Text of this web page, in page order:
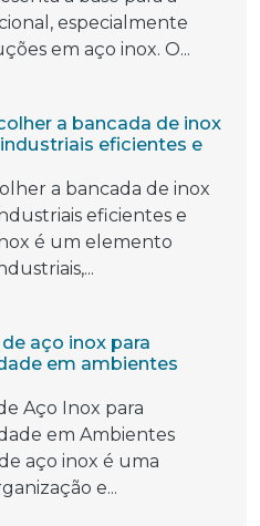
especialmente
em aço inox. O...
a bancada de inox
eficientes e
a bancada de inox
eficientes e
é um elemento
aço inox para
em ambientes
Aço Inox para
em Ambientes
aço inox é uma
e...